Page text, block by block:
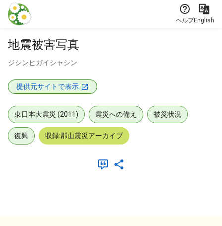
本文に飛ぶ
ヘルプEnglish
地震被害写真
ジシンヒガイシャシン
提供元サイトで表示
東日本大震災 (2011) 震災への備え 被災状況
復興 収録:郡山震災アーカイブ